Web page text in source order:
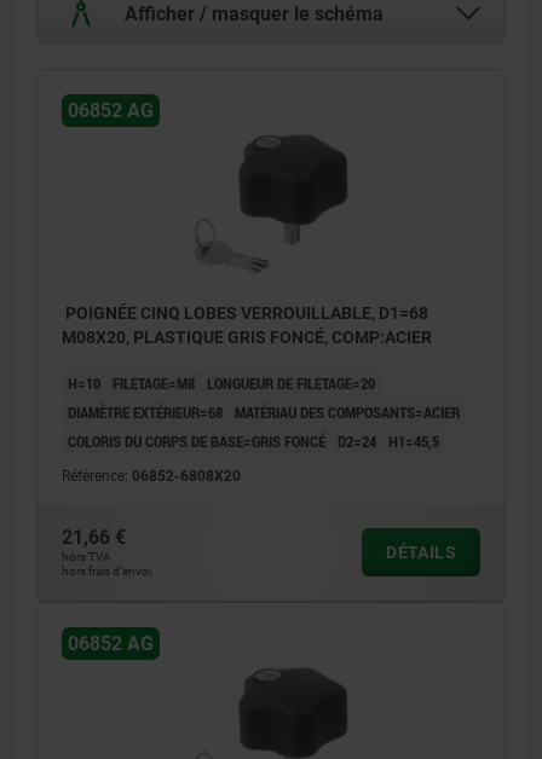
Afficher / masquer le schéma
06852 AG
POIGNÉE CINQ LOBES VERROUILLABLE, D1=68
M08X20, PLASTIQUE GRIS FONCÉ, COMP:ACIER
H=10 FILETAGE=M8
LONGUEUR DE FILETAGE=20
DIAMÈTRE EXTÉRIEUR=68
MATÉRIAU DES COMPOSANTS=ACIER
COLORIS DU CORPS DE BASE=GRIS FONCÉ
D2=24 H1=45,5
Référence: 06852-6808X20
21,66 €
hors TVA
hors frais d’envoi
DÉTAILS
06852 AG